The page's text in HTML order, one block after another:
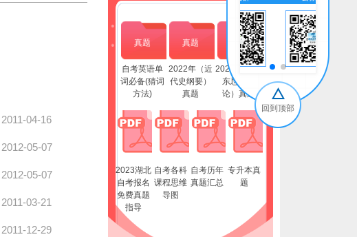
2011-04-16
2012-05-07
2012-05-07
2011-03-21
2011-12-29
真题
自考英语单
词必备(猜词
方法)
真题
2022年（近
代史纲要）
真题
真题
2022年(毛泽
东思想概
论）真题
2023湖北
自考报名
免费真题
指导
自考各科
课程思维
导图
自考历年
真题汇总
专升本真
题
回到顶部